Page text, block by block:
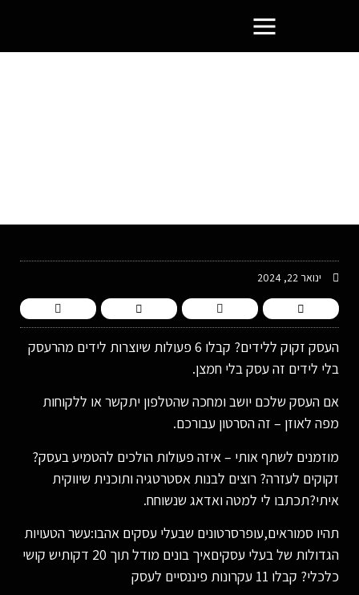
ינואר 22, 2024
העסק זקוק ללידים? קבלו 6 פעולות שיוצרות לידים מהרעסק
בלי לידים זה עסק בלי חמצן.
אם העסק שלכם יושב ומחכה שהטלפון יתקשר או ללקוחות
מפה לאוזן – זה הסרטון עבורכם.
מוזמנים לשתף אותי – איזה פעולות הולכים להטמיע בעסק?
זקוקים לעזרה? רוצים לבנות אסטרטגיה ותוכנית שיווקית
איתי?תכתבו לי למטה ואדאג שנשוחח.
תהיו סמוראים,עופרסרטונים שבעלי עסקים אהבו:עשר הטעויות
הגדולות של בעלי עסקיםאיך בונים מודל תוך 20 דקותיש קושי
כלכלי? קבלו 11 עקרונות פיננסיים לעסק